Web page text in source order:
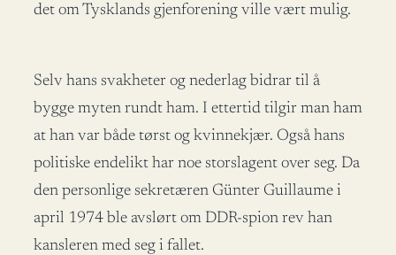
det om Tysklands gjenforening ville vært mulig.
Selv hans svakheter og nederlag bidrar til å
bygge myten rundt ham. I ettertid tilgir man ham
at han var både tørst og kvinnekjær. Også hans
politiske endelikt har noe storslagent over seg. Da
den personlige sekretæren Günter Guillaume i
april 1974 ble avslørt om DDR-spion rev han
kansleren med seg i fallet.